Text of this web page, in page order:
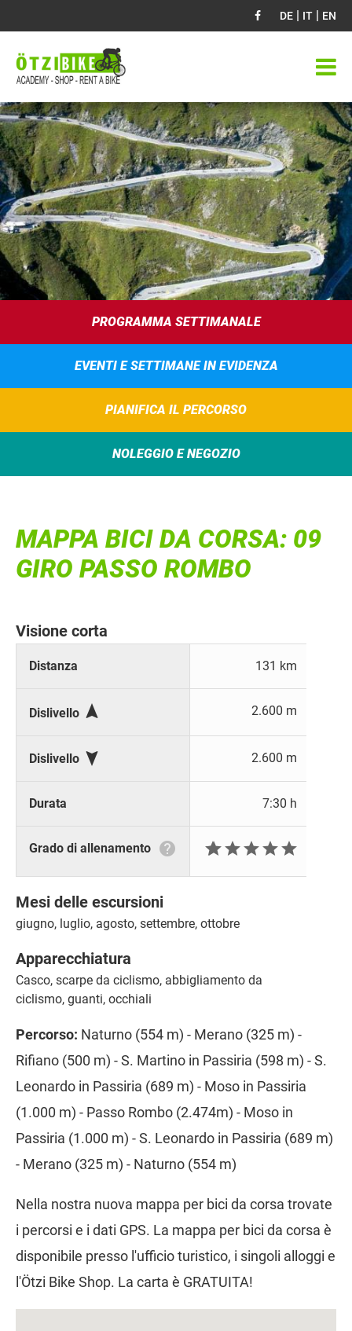
DE | IT | EN
PROGRAMMA SETTIMANALE
EVENTI E SETTIMANE IN EVIDENZA
PIANIFICA IL PERCORSO
NOLEGGIO E NEGOZIO
MAPPA BICI DA CORSA: 09
GIRO PASSO ROMBO
Visione corta
Distanza 131 km
Dislivello  2.600 m
Dislivello  2.600 m
Durata 7:30 h
Grado di allenamento  

Mesi delle escursioni
giugno, luglio, agosto, settembre, ottobre
Apparecchiatura
Casco, scarpe da ciclismo, abbigliamento da
ciclismo, guanti, occhiali
Percorso: Naturno (554 m) - Merano (325 m) -
Rifiano (500 m) - S. Martino in Passiria (598 m) - S.
Leonardo in Passiria (689 m) - Moso in Passiria
(1.000 m) - Passo Rombo (2.474m) - Moso in
Passiria (1.000 m) - S. Leonardo in Passiria (689 m)
- Merano (325 m) - Naturno (554 m)
Nella nostra nuova mappa per bici da corsa trovate
i percorsi e i dati GPS. La mappa per bici da corsa è
disponibile presso l'ufficio turistico, i singoli alloggi e
l'Ötzi Bike Shop. La carta è GRATUITA!